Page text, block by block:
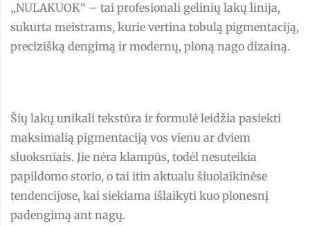
„NULAKUOK“ – tai profesionali gelinių lakų linija,
sukurta meistrams, kurie vertina tobulą pigmentaciją,
precizišką dengimą ir modernų, ploną nago dizainą.
Šių lakų unikali tekstūra ir formulė leidžia pasiekti
maksimalią pigmentaciją vos vienu ar dviem
sluoksniais. Jie nėra klampūs, todėl nesuteikia
papildomo storio, o tai itin aktualu šiuolaikinėse
tendencijose, kai siekiama išlaikyti kuo plonesnį
padengimą ant nagų.